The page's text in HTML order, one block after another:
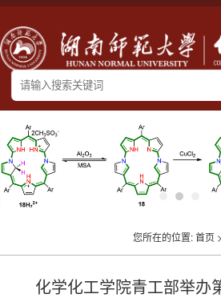
您所在的位置:首页
化学化工学院青工部举办